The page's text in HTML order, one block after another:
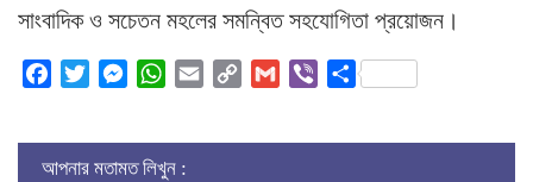
সাংবাদিক ও সচেতন মহলের সমন্বিত সহযোগিতা প্রয়োজন।
Facebook
TwitterMessengerWhatsApp
Email
Copy
Gmail ViberShare
আপনার মতামত লিখুন :